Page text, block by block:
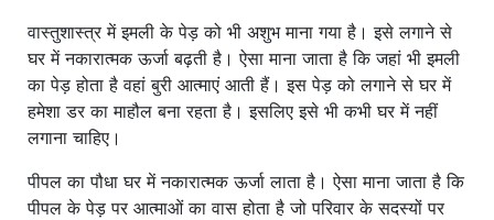
वास्तुशास्त्र में इमली के पेड़ को भी अशुभ माना गया है। इसे लगाने से
घर में नकारात्मक ऊर्जा बढ़ती है। ऐसा माना जाता है कि जहां भी इमली
का पेड़ होता है वहां बुरी आत्माएं आती हैं। इस पेड़ को लगाने से घर में
हमेशा डर का माहौल बना रहता है। इसलिए इसे भी कभी घर में नहीं
लगाना चाहिए।
पीपल का पौधा घर में नकारात्मक ऊर्जा लाता है। ऐसा माना जाता है कि
पीपल के पेड़ पर आत्माओं का वास होता है जो परिवार के सदस्यों पर